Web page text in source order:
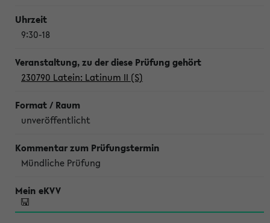
9:30-18
230790 Latein: Latinum II (S)
unveröffentlicht
Mündliche Prüfung